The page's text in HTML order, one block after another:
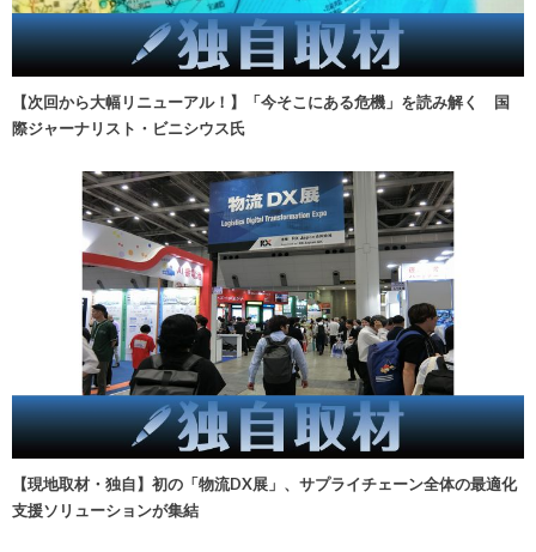
【次回から大幅リニューアル！】「今そこにある危機」を読み解く 国
際ジャーナリスト・ビニシウス氏
【現地取材・独自】初の「物流DX展」、サプライチェーン全体の最適化
支援ソリューションが集結